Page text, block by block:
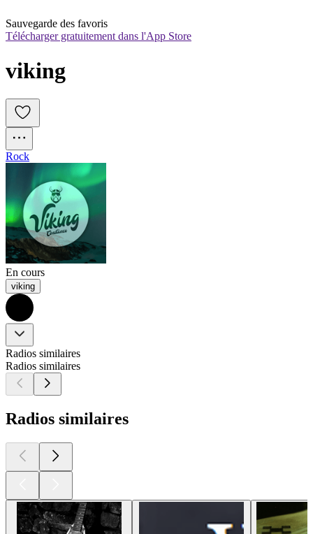
Sauvegarde des favoris
Télécharger gratuitement dans l'App Store
viking
Rock
En cours
viking
Radios similaires
Radios similaires
Radios similaires